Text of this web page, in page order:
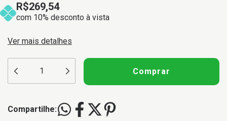
R$269,54
com 10% desconto à vista
Ver mais detalhes
Compartilhe: